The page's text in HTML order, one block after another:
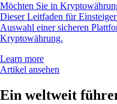
Möchten Sie in
Dieser Leitfaden für
Auswahl einer sicheren
Kryptowährung.
Learn more
Artikel ansehen
Ein weltweit